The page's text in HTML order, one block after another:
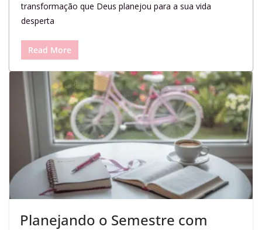
transformação que Deus planejou para a sua vida
desperta
Read More
Planejando o Semestre com